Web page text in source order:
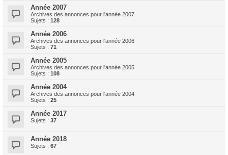
Année 2007
Archives des annonces pour l'année 2007
Sujets : 128
Année 2006
Archives des annonces pour l'année 2006
Sujets : 71
Année 2005
Archives des annonces pour l'année 2005
Sujets : 108
Année 2004
Archives des annonces pour l'année 2004
Sujets : 25
Année 2017
Sujets : 37
Année 2018
Sujets : 67